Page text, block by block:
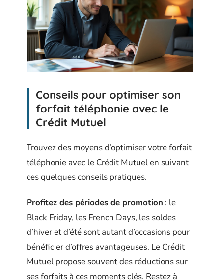
Conseils pour optimiser son
forfait téléphonie avec le
Crédit Mutuel
Trouvez des moyens d’optimiser votre forfait
téléphonie avec le Crédit Mutuel en suivant
ces quelques conseils pratiques.
Profitez des périodes de promotion : le
Black Friday, les French Days, les soldes
d’hiver et d’été sont autant d’occasions pour
bénéficier d’offres avantageuses. Le Crédit
Mutuel propose souvent des réductions sur
ses forfaits à ces moments clés. Restez à